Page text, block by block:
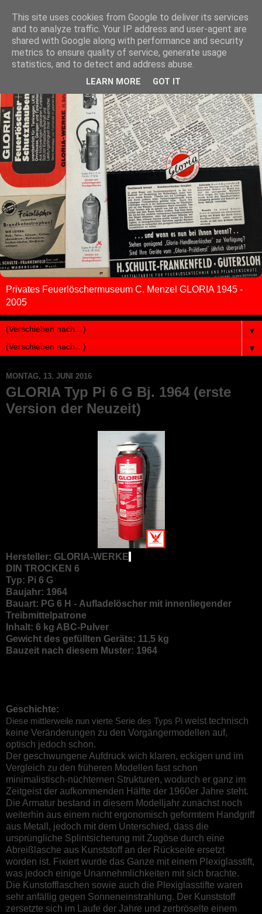
Privates Feuerlöschermuseum C. Menzel GLORIA 1945 -
2005
▼
▼
MONTAG, 13. JUNI 2016
GLORIA Typ Pi 6 G Bj. 1964 (erste
Version der Neuzeit)
Hersteller: GLORIA-WERKE
DIN TROCKEN 6
Typ: Pi 6 G
Baujahr: 1964
Bauart: PG 6 H - Aufladelöscher mit innenliegender
Treibmittelpatrone
Inhalt: 6 kg ABC-Pulver
Gewicht des gefüllten Geräts: 11,5 kg
Bauzeit nach diesem Muster: 1964
Geschichte:
Diese mittlerweile nun vierte Serie des Typs Pi weist technisch
keine Veränderungen zu den Vorgängermodellen auf,
optisch jedoch schon.
Der geschwungene Aufdruck wich klaren, eckigen und im
Vergleich zu den früheren Modellen fast schon
minimalistisch-nüchternen Strukturen, wodurch er ganz im
Zeitgeist der aufkommenden Hälfte der 1960er Jahre steht.
Die Armatur bestand in diesem Modelljahr zunächst noch
weiterhin aus einem nicht ergonomisch geformtem Handgriff
aus Metall, jedoch mit dem Unterschied, dass die
ursprüngliche Splintsicherung mit Zugöse durch eine
Abreißlasche aus Kunststoff an der Rückseite ersetzt
worden ist. Fixiert wurde das Ganze mit einem Plexiglasstift,
was jedoch einige Unannehmlichkeiten mit sich brachte.
Die Kunstofflaschen sowie auch die Plexiglasstifte waren
sehr anfällig gegen Sonneneinstrahlung. Der Kunststoff
zersetzte sich im Laufe der Jahre und zerbröselte einem
This site uses cookies from Google to deliver its services
and to analyze traffic. Your IP address and user-agent are
shared with Google along with performance and security
metrics to ensure quality of service, generate usage
statistics, and to detect and address abuse.
LEARN MORE GOT IT